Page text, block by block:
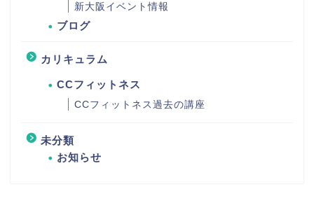
新大阪イベント情報
ブログ
カリキュラム
CCフィットネス
CCフィットネス過去の講座
未分類
お知らせ